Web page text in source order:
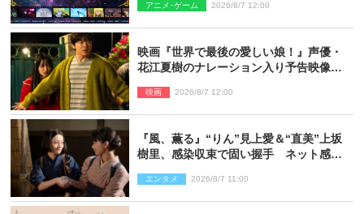
を制作
アニメ･ゲーム 2026/8/7 12:00
映画『世界で最後の愛しい娘！』声優・
花江夏樹のナレーション入り予告映像解
い！」
映画 2026/8/7 12:00
『風、薫る』“りん”見上愛＆“直美”上坂
樹里、感染収束で固い握手 ネット感動
エンタメ 2026/8/7 11:00